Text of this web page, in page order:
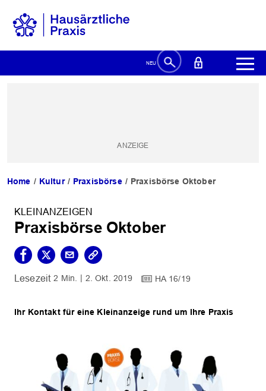
Home Kultur Praxisbörse Praxisbörse Oktober
KLEINANZEIGEN
Praxisbörse Oktober
2 Min. 2. Okt. 2019 HA 16/19
Ihr Kontakt für eine Kleinanzeige rund um Ihre Praxis